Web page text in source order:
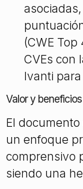
(CWE Top
CVEs con
Ivanti
Valor y
El
un enfoque
comprensivo
siendo una